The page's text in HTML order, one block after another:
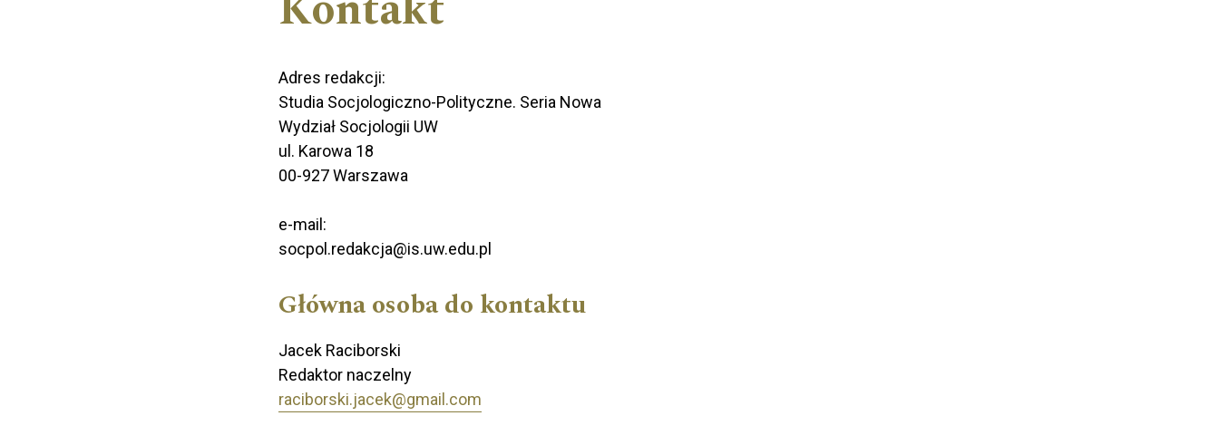
Adres redakcji:
Studia Socjologiczno-Polityczne. Seria Nowa
Wydział Socjologii UW
ul. Karowa 18
00-927 Warszawa
e-mail:
socpol.redakcja@is.uw.edu.pl
Główna osoba do kontaktu
Jacek Raciborski
Redaktor naczelny
raciborski.jacek@gmail.com